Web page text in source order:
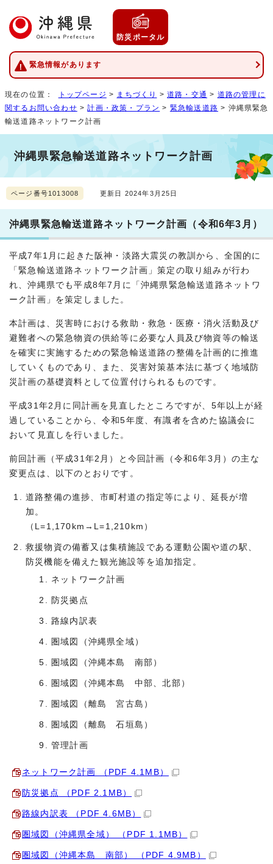
防災ポータル
緊急情報があります
現在の位置： トップページ > まちづくり >道路・交通 > 道路の管理に
関するお問い合わせ >計画・政策・プラン > 緊急輸送道路 > 沖縄県緊急
輸送道路ネットワーク計画
沖縄県緊急輸送道路ネットワーク計画
ページ番号1013008 更新日 2024年3月25日
沖縄県緊急輸送道路ネットワーク計画（令和6年3月）
平成7年1月に起きた阪神・淡路大震災の教訓から、全国的に
「緊急輸送道路ネットワーク計画」策定の取り組みが行わ
れ、沖縄県でも平成8年7月に「沖縄県緊急輸送道路ネットワ
ーク計画」を策定しました。
本計画は、災害時における救助・救急・医療・消火活動及び
避難者への緊急物資の供給等に必要な人員及び物資等の輸送
を確実に実施するための緊急輸送道路の整備を計画的に推進
していくものであり、また、災害対策基本法に基づく地域防
災計画の基礎資料として位置付けられるものです。
平成31年2月に同計画を見直したところですが、5年以上が経
過していることから、令和5年度、有識者を含めた協議会に
おいて見直しを行いました。
前回計画（平成31年2月）と今回計画（令和6年3月）の主な
変更点は、以下のとおりです。
道路整備の進捗、市町村道の指定等により、延長が増
加。
（L=1,170km→L=1,210km）
救援物資の備蓄又は集積施設である運動公園や道の駅、
防災機能を備えた観光施設等を追加指定。
ネットワーク計画
防災拠点
路線内訳表
圏域図（沖縄県全域）
圏域図（沖縄本島 南部）
圏域図（沖縄本島 中部、北部）
圏域図（離島 宮古島）
圏域図（離島 石垣島）
管理計画
ネットワーク計画 （PDF 4.1MB）
防災拠点 （PDF 2.1MB）
路線内訳表 （PDF 4.6MB）
圏域図（沖縄県全域） （PDF 1.1MB）
圏域図（沖縄本島 南部） （PDF 4.9MB）